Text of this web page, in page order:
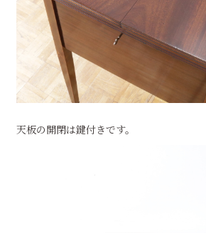
天板の開閉は鍵付きです。